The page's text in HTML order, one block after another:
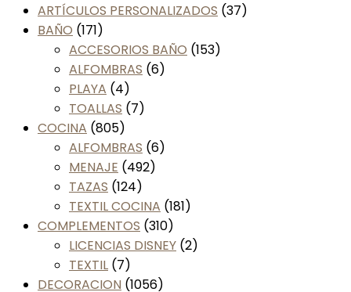
ARTÍCULOS PERSONALIZADOS (37)
BAÑO (171)
ACCESORIOS BAÑO (153)
ALFOMBRAS (6)
PLAYA (4)
TOALLAS (7)
COCINA (805)
ALFOMBRAS (6)
MENAJE (492)
TAZAS (124)
TEXTIL COCINA (181)
COMPLEMENTOS (310)
LICENCIAS DISNEY (2)
TEXTIL (7)
DECORACION (1056)